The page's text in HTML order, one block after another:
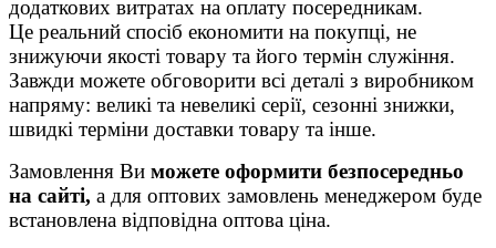
додаткових витратах на оплату посередникам.
Це реальний спосіб економити на покупці, не
знижуючи якості товару та його термін служіння.
Завжди можете обговорити всі деталі з виробником
напряму: великі та невеликі серії, сезонні знижки,
швидкі терміни доставки товару та інше.
Замовлення Ви можете оформити безпосередньо
на сайті, а для оптових замовлень менеджером буде
встановлена відповідна оптова ціна.